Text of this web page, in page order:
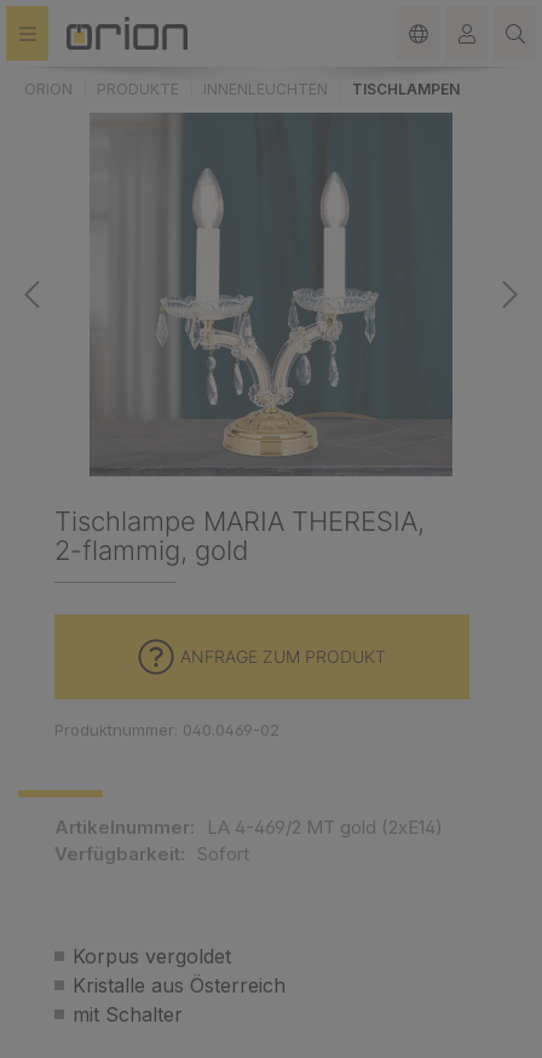
springen
ORION PRODUKTE INNENLEUCHTEN TISCHLAMPEN
Tischlampe MARIA THERESIA,
2-flammig, gold
Korpus vergoldet
Kristalle aus Österreich
mit Schalter
Artikelnummer:
LA 4-469/2 MT gold (2xE14)
Verfügbarkeit:
Sofort
ANFRAGE ZUM PRODUKT
Produktnummer: 040.0469-02